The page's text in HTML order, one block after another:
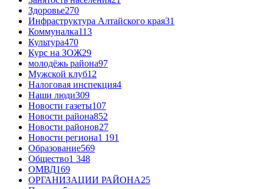
Здоровье270
Инфраструктура Алтайского края31
Коммуналка113
Культура470
Курс на ЗОЖ29
молодёжь района97
Мужской клуб12
Налоговая инспекция4
Наши люди309
Новости газеты107
Новости района852
Новости районов27
Новости региона1 191
Образование569
Общество1 348
ОМВД169
ОРГАНИЗАЦИИ РАЙОНА25